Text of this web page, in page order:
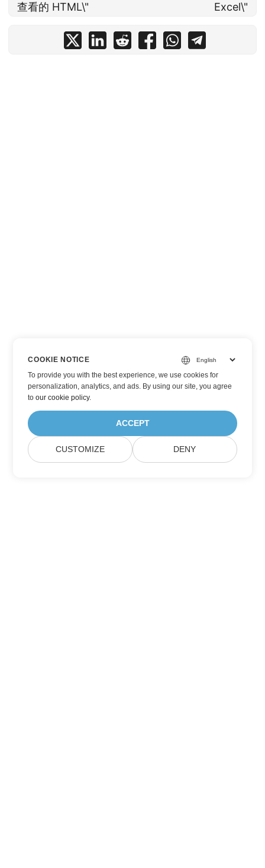
查看的 HTML\"
Excel\"
COOKIE NOTICE
To provide you with the best experience, we use cookies for
personalization, analytics, and ads. By using our site, you agree
toour cookie policy.
ACCEPT
CUSTOMIZE DENY